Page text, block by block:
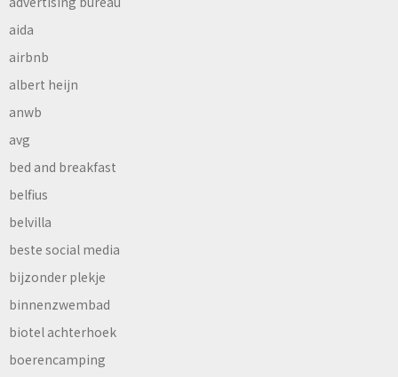
aida
airbnb
albert heijn
anwb
avg
bed and breakfast
belfius
belvilla
beste social media
bijzonder plekje
binnenzwembad
biotel achterhoek
boerencamping